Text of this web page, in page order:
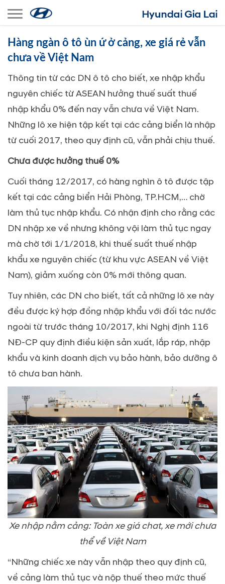
Toggle navigation
Hàng ngàn ô tô ùn ứ ở cảng, xe giá rẻ vẫn
chưa về Việt Nam
Thông tin từ các DN ô tô cho biết, xe nhập khẩu
nguyên chiếc từ ASEAN hưởng thuế suất thuế
nhập khẩu 0% đến nay vẫn chưa về Việt Nam.
Những lô xe hiện tập kết tại các cảng biển là nhập
từ cuối 2017, theo quy định cũ, vẫn phải chịu thuế.
Chưa được hưởng thuế 0%
Cuối tháng 12/2017, có hàng nghìn ô tô được tập
kết tại các cảng biển Hải Phòng, TP.HCM,… chờ
làm thủ tục nhập khẩu. Có nhận định cho rằng các
DN nhập xe về nhưng không vội làm thủ tục ngay
mà chờ tới 1/1/2018, khi thuế suất thuế nhập
khẩu xe nguyên chiếc (từ khu vực ASEAN về Việt
Nam), giảm xuống còn 0% mới thông quan.
Tuy nhiên, các DN cho biết, tất cả những lô xe này
đều được ký hợp đồng nhập khẩu với đối tác nước
ngoài từ trước tháng 10/2017, khi Nghị định 116
NĐ-CP quy định điều kiện sản xuất, lắp ráp, nhập
khẩu và kinh doanh dịch vụ bảo hành, bảo dưỡng ô
tô chưa ban hành.
Xe nhập nằm cảng: Toàn xe giá chat, xe mới chưa
thể về Việt Nam
“Những chiếc xe này vẫn nhập theo quy định cũ,
về cảng làm thủ tục và nộp thuế theo mức thuế